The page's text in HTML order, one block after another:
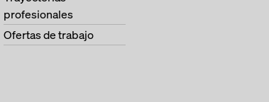
profesionales
Ofertas de trabajo